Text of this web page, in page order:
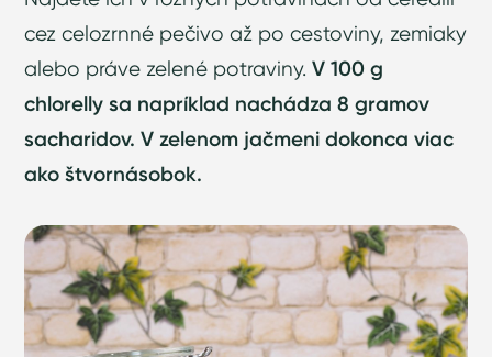
cez celozrnné pečivo až po cestoviny, zemiaky
alebo práve zelené potraviny.V 100 g
chlorelly sa napríklad nachádza 8 gramov
sacharidov. V zelenom jačmeni dokonca viac
ako štvornásobok.